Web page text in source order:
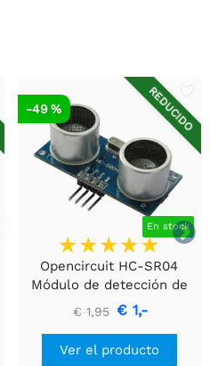

REDUCIDO
En stock
-49 %
Opencircuit HC-SR04
Módulo de detección de
distancia ultrasónica
€ 1,95 € 1,-
Ver el producto